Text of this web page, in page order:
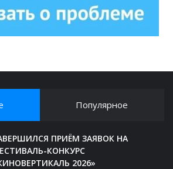
Популярное
ПРИЁМ ЗАЯВОК НА
КОНКУРС
2026»